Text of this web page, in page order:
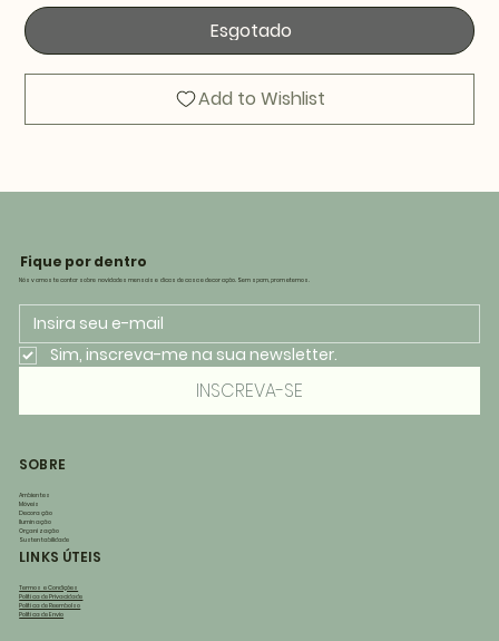
Esgotado
Add to Wishlist
Fique por dentro
Nós vamos te contar sobre novidades mensais e dicas de casa e decoração. Sem spam, prometemos.
Sim, inscreva-me na sua newsletter.
INSCREVA-SE
SOBRE
Ambientes
Móveis
Decoração
Iluminação
Organização
Sustentabilidade
LINKS ÚTEIS
Termos e Condições
Política de Privacidade
Política de Reembolso
Política de Envio